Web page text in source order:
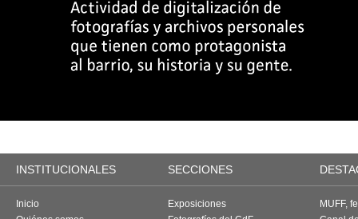
INSTITUCIONALES SECCIONES
Inicio
Exposiciones
MUFF,